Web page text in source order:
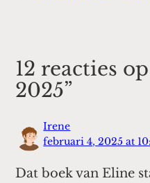
12 reacties
2025”
Irene
februari 4, 2025 at
Dat boek van Eline